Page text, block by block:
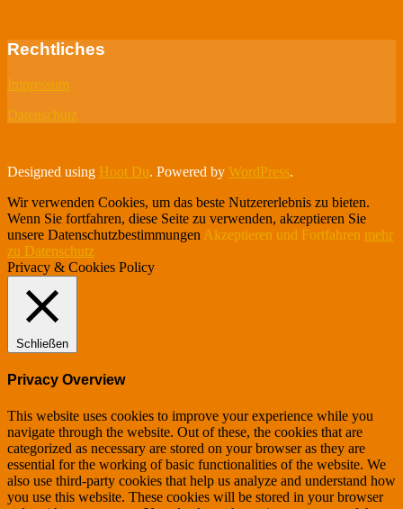
Rechtliches
Impressum
Datenschutz
Designed using Hoot Du. Powered by WordPress.
Wir verwenden Cookies, um das beste Nutzererlebnis zu bieten.
Wenn Sie fortfahren, diese Seite zu verwenden, akzeptieren Sie
unsere Datenschutzbestimmungen Akzeptieren und Fortfahren mehr
zu Datenschutz
Privacy & Cookies Policy
Schließen
Privacy Overview
This website uses cookies to improve your experience while you
navigate through the website. Out of these, the cookies that are
categorized as necessary are stored on your browser as they are
essential for the working of basic functionalities of the website. We
also use third-party cookies that help us analyze and understand how
you use this website. These cookies will be stored in your browser